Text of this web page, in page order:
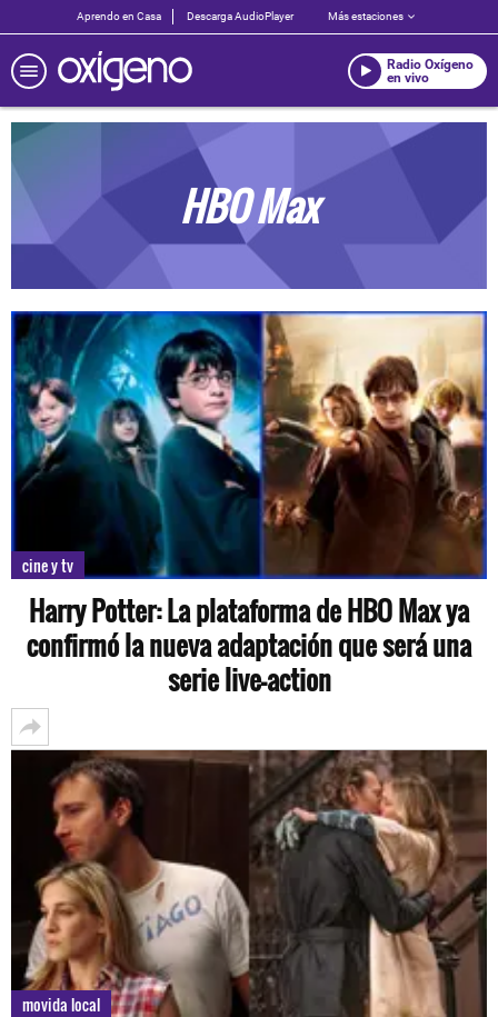
Aprendo en Casa Descarga AudioPlayer Más estaciones
Radio Oxígeno
en vivo
HBO Max
cine y tv
Harry Potter: La plataforma de HBO Max ya
confirmó la nueva adaptación que será una
serie live-action
movida local